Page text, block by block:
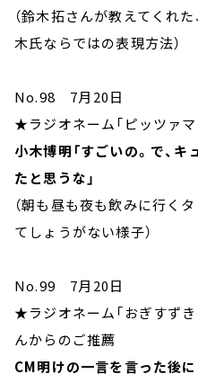
（鈴木拓さんが教えてくれ
木氏ならではの表現方法）
No.98 7月20日
★ラジオネーム「ピッツァ
小木博明「すごいの。で、
たと思うな」
（朝も昼も夜も飲みに行く
てしょうがない様子）
No.99 7月20日
★ラジオネーム「おぎすず
んからのご推薦
CM明けの一言を言った後に